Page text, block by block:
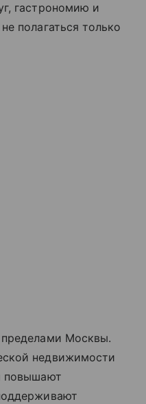
гастрономию и
полагаться только
Москвы.
недвижимости
повышают